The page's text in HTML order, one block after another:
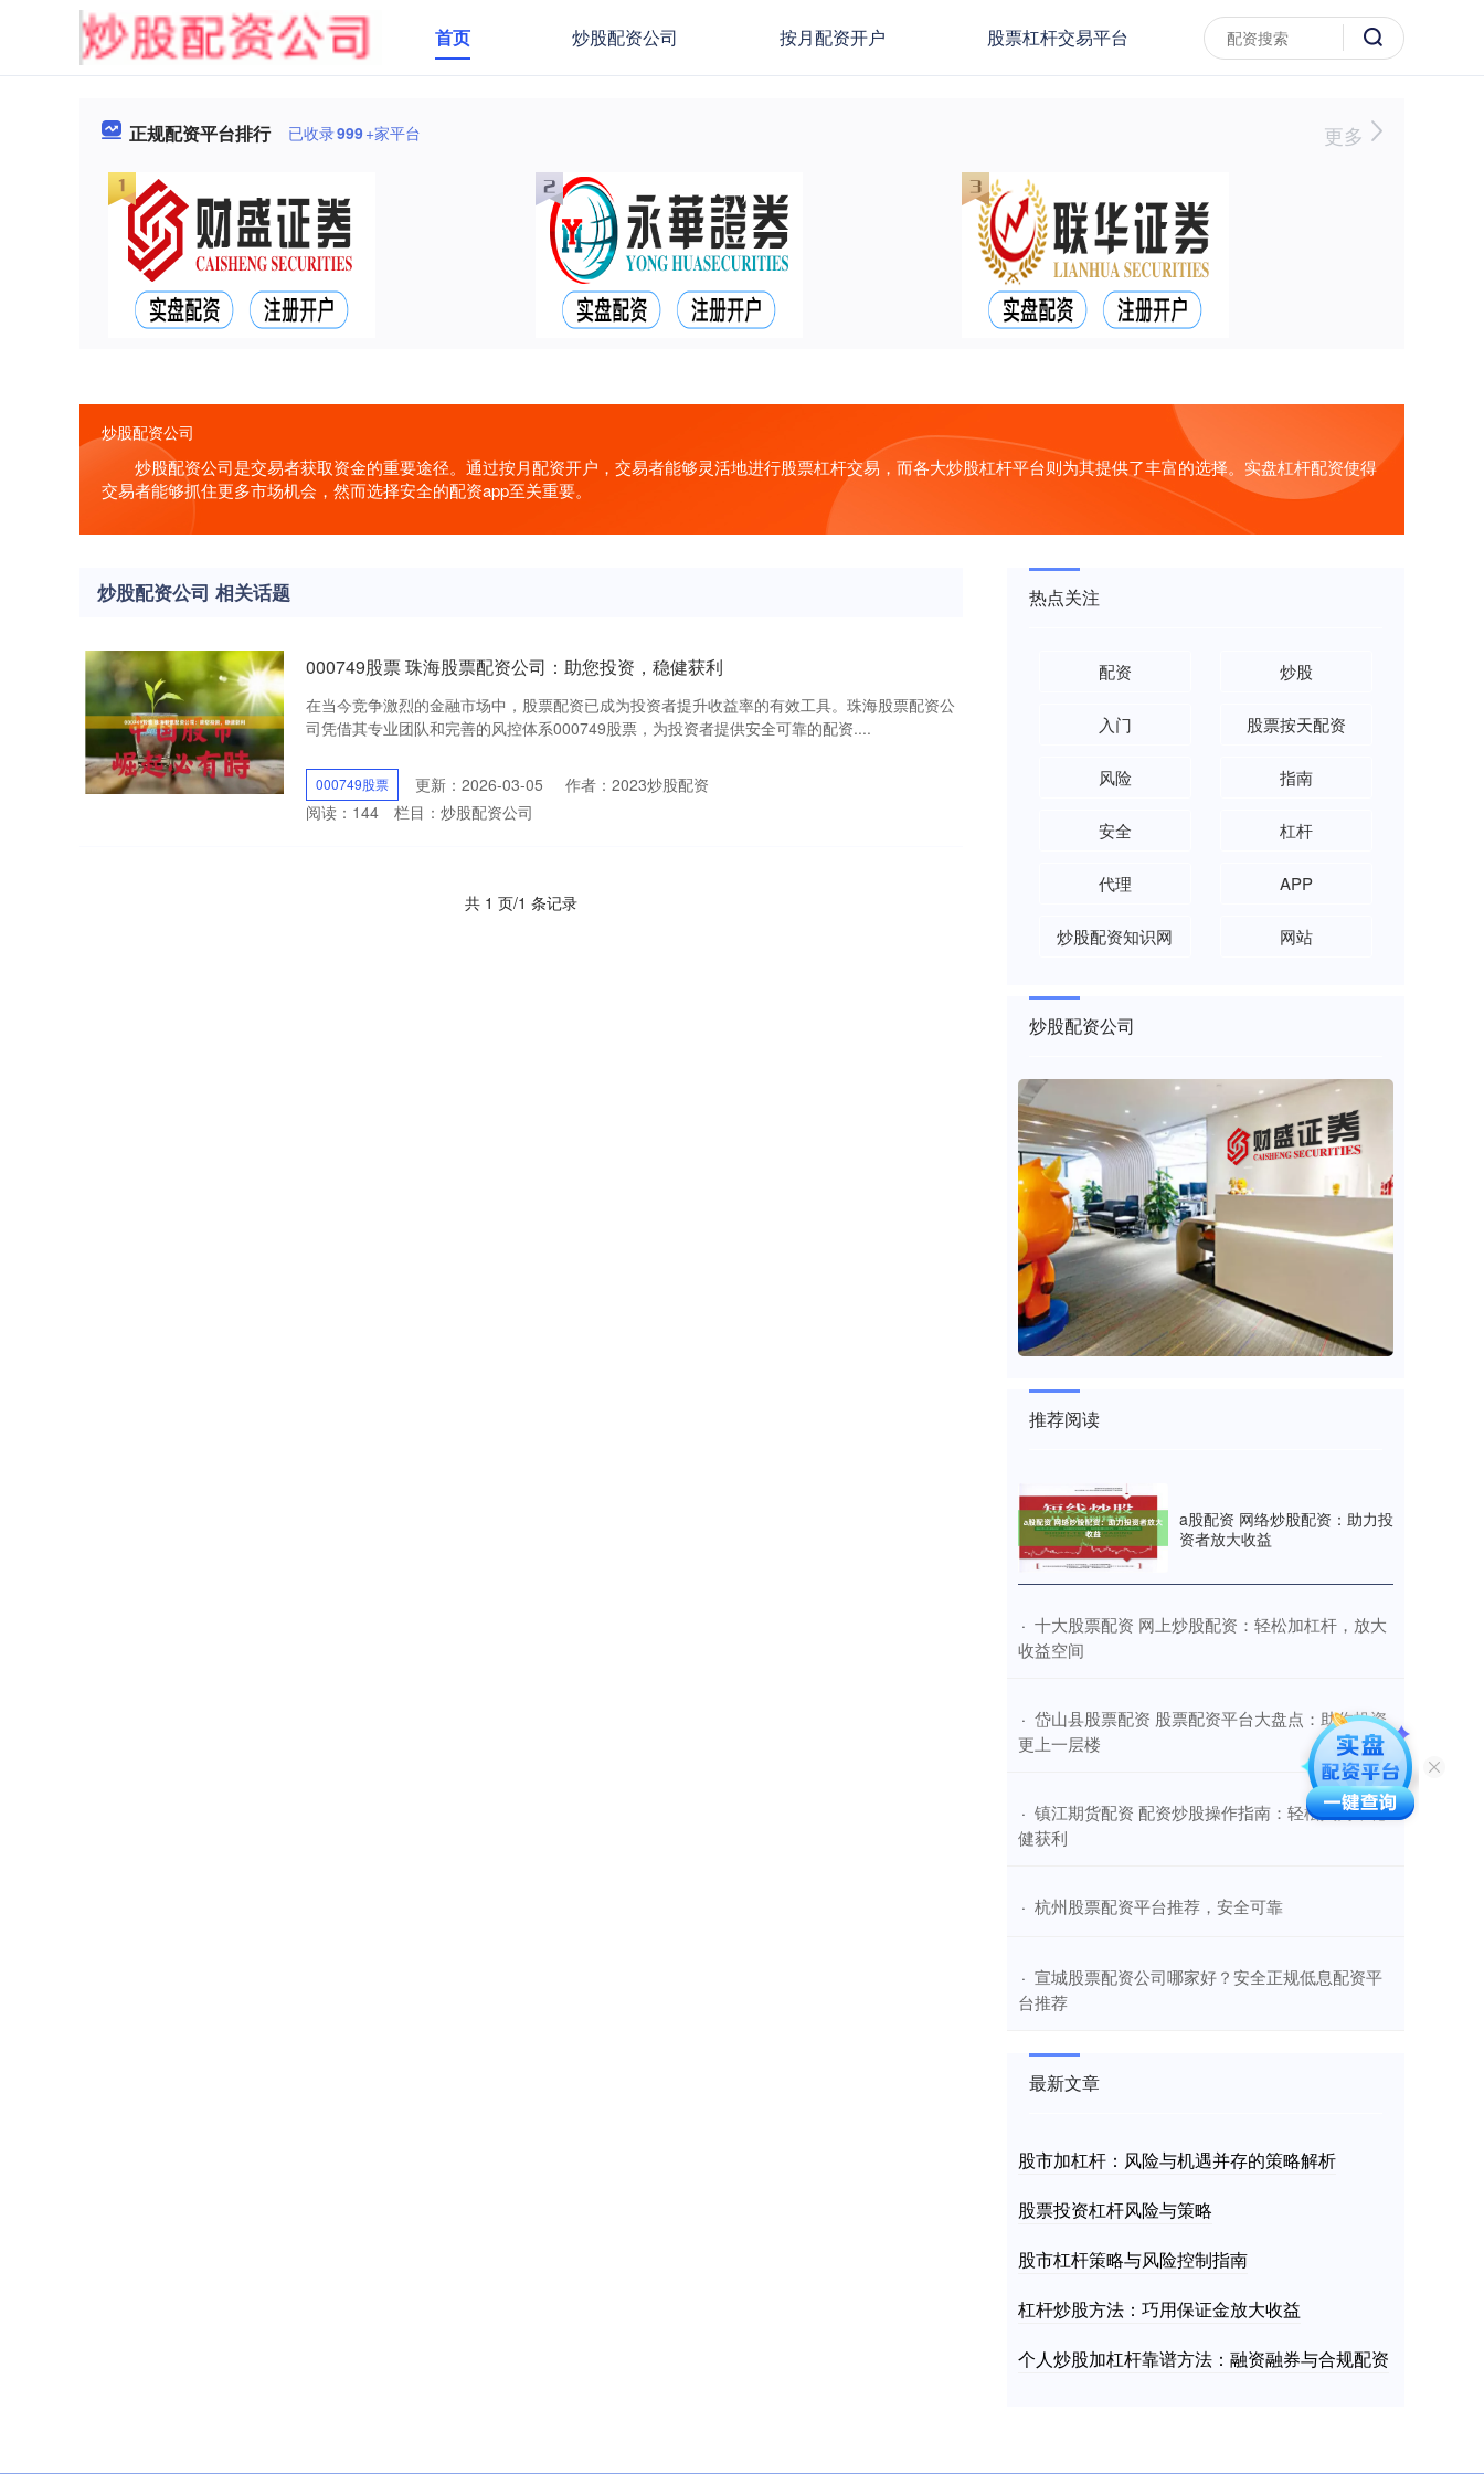
首页 炒股配资公司 按月配资开户 股票杠杆交易平台
正规配资平台排行 已收录999+家平台 更多
炒股配资公司
炒股配资公司是交易者获取资金的重要途径。通过按月配资开户，交易者能够灵活地进行股票杠杆交易，而各大炒股杠杆平台则为其提供了丰富的选择。实盘杠杆配资使得
交易者能够抓住更多市场机会，然而选择安全的配资app至关重要。
炒股配资公司 相关话题
000749股票 珠海股票配资公司：助您投资，稳健获利
在当今竞争激烈的金融市场中，股票配资已成为投资者提升收益率的有效工具。珠海股票配资公
司凭借其专业团队和完善的风控体系000749股票，为投资者提供安全可靠的配资....
000749股票 更新：2026-03-05
作者：2023炒股配资
阅读： 144 栏目： 炒股配资公司
共 1 页/1 条记录
热点关注
配资 炒股
入门 股票按天配资
风险 指南
安全 杠杆
代理 APP
炒股配资知识网 网站
炒股配资公司
推荐阅读
a股配资 网络炒股配资：助力投
资者放大收益
· ​十大股票配资 网上炒股配资：轻松加杠杆，放大
收益空间
· ​岱山县股票配资 股票配资平台大盘点：助你投资
更上一层楼
· ​镇江期货配资 配资炒股操作指南：轻松入门，稳
健获利
· ​杭州股票配资平台推荐，安全可靠
· ​宣城股票配资公司哪家好？安全正规低息配资平
台推荐
最新文章
股市加杠杆：风险与机遇并存的策略解析
股票投资杠杆风险与策略
股市杠杆策略与风险控制指南
杠杆炒股方法：巧用保证金放大收益
个人炒股加杠杆靠谱方法：融资融券与合规配资